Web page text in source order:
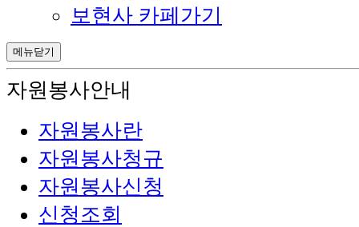
보현사 카페가기
메뉴닫기
자원봉사안내
자원봉사란
자원봉사청규
자원봉사신청
신청조회